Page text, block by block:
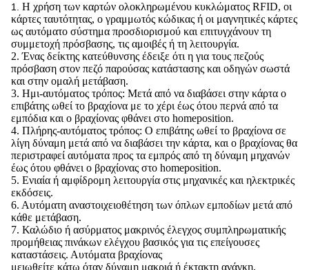
1. Η χρήση των καρτών ολοκληρωμένου κυκλώματος RFID, οι
κάρτες ταυτότητας, ο γραμμωτός κώδικας ή οι μαγνητικές κάρτες
ως αυτόματο σύστημα προσδιορισμού και επιτυγχάνουν τη
συμμετοχή πρόσβασης, τις αμοιβές ή τη λειτουργία.
2. Ένας δείκτης κατεύθυνσης έδειξε ότι η για τους πεζούς
πρόσβαση στον πεζό παρούσας κατάστασης και οδηγών σωστά
και στην ομαλή μετάβαση.
3. Ημι-αυτόματος τρόπος: Μετά από να διαβάσει στην κάρτα ο
επιβάτης ωθεί το βραχίονα με το χέρι έως ότου περνά από τα
εμπόδια και ο βραχίονας φθάνει στο homeposition.
4. Πλήρης-αυτόματος τρόπος: Ο επιβάτης ωθεί το βραχίονα σε
λίγη δύναμη μετά από να διαβάσει την κάρτα, και ο βραχίονας θα
περιστραφεί αυτόματα προς τα εμπρός από τη δύναμη μηχανών
έως ότου φθάνει ο βραχίονας στο homeposition.
5. Ενιαία ή αμφίδρομη λειτουργία στις μηχανικές και ηλεκτρικές
εκδόσεις.
6. Αυτόματη αναστοιχειοθέτηση των όπλων εμποδίων μετά από
κάθε μετάβαση.
7. Καλώδιο ή ασύρματος μακρινός έλεγχος συμπληρωματικής
προμήθειας πινάκων ελέγχου βασικός για τις επείγουσες
καταστάσεις. Αυτόματα βραχίονας
μειωθείτε κάτω όταν δύναμη μακριά ή έκτακτη ανάγκη.